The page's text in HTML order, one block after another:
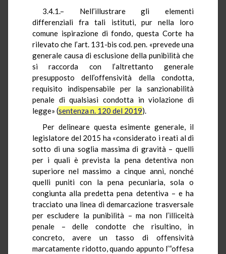
3.4.1.– Nell’illustrare gli elementi
differenziali fra tali istituti, pur nella loro
comune ispirazione di fondo, questa Corte ha
rilevato che l’art. 131-bis cod. pen. «prevede una
generale causa di esclusione della punibilità che
si raccorda con l’altrettanto generale
presupposto dell’offensività della condotta,
requisito indispensabile per la sanzionabilità
penale di qualsiasi condotta in violazione di
legge» (sentenza n. 120 del 2019).
Per delineare questa esimente generale, il
legislatore del 2015 ha «considerato i reati al di
sotto di una soglia massima di gravità – quelli
per i quali è prevista la pena detentiva non
superiore nel massimo a cinque anni, nonché
quelli puniti con la pena pecuniaria, sola o
congiunta alla predetta pena detentiva – e ha
tracciato una linea di demarcazione trasversale
per escludere la punibilità – ma non l’illiceità
penale – delle condotte che risultino, in
concreto, avere un tasso di offensività
marcatamente ridotto, quando appunto l’“offesa